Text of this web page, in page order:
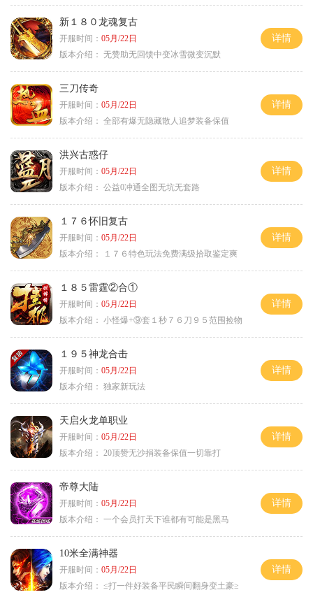
新１８０龙魂复古
开服时间： 05月/22日
版本介绍： 无赞助无回馈中变冰雪微变沉默
详情
三刀传奇
开服时间： 05月/22日
版本介绍： 全部有爆无隐藏散人追梦装备保值
详情
洪兴古惑仔
开服时间： 05月/22日
版本介绍： 公益0冲通全图无坑无套路
详情
１７６怀旧复古
开服时间： 05月/22日
版本介绍：
１７６特色玩法免费满级拾取鉴定爽
详情
１８５雷霆②合①
开服时间： 05月/22日
版本介绍： 小怪爆+⑨套１秒７６刀９５范围捡物
详情
１９５神龙合击
开服时间： 05月/22日
版本介绍： 独家新玩法
详情
天启火龙单职业
开服时间： 05月/22日
版本介绍：
20顶赞无沙捐装备保值一切靠打
详情
帝尊大陆
开服时间： 05月/22日
版本介绍： 一个会员打天下谁都有可能是黑马
详情
10米全满神器
开服时间： 05月/22日
版本介绍： ≤打一件好装备平民瞬间翻身变土豪≥
详情